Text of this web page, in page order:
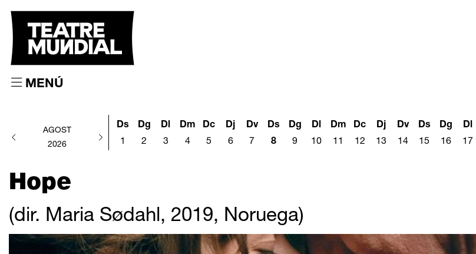
MENÚ
AGOST
2026
Ds
1
Dg
2
Dl
3
Dm
4
Dc
5
Dj
6
Dv
7
Ds
8
Dg
9
Dl
10
Dm
11
Dc
12
Dj
13
Dv
14
Ds
15
Dg
16
Dl
17
Hope
(dir. Maria Sødahl, 2019, Noruega)